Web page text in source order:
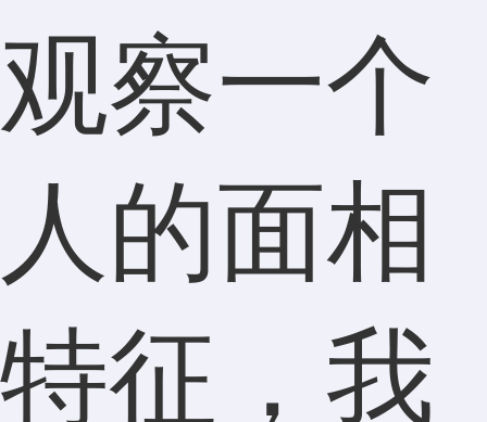
观察一个
人的面相
特征，我